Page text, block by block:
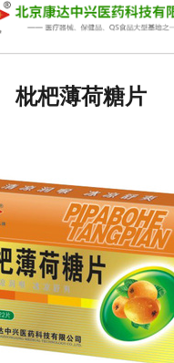
网站首页
甘草糖片系列
健胃消食系列
******贴系列
枇杷薄荷糖片